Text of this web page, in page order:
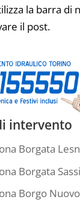
la barra di
il post.
intervento
Borgata
Borgata Sassi
Borgo